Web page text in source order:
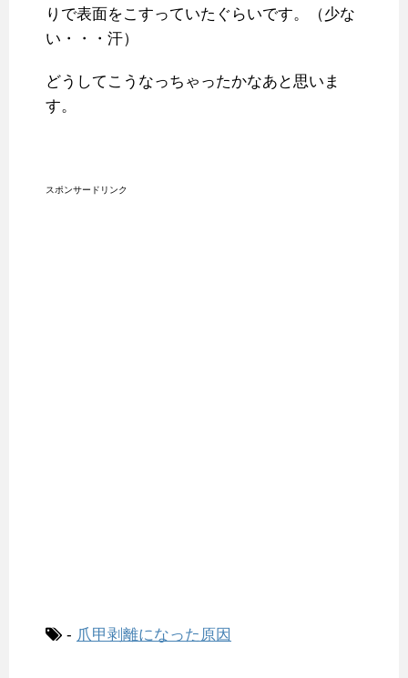
りで表面をこすっていたぐらいです。（少な
い・・・汗）
どうしてこうなっちゃったかなあと思いま
す。
スポンサードリンク
- 爪甲剥離になった原因